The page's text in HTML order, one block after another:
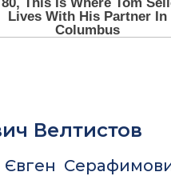
Велтистов
Євген